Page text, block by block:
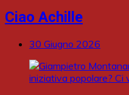
Ciao Achille
30 Giugno 2026